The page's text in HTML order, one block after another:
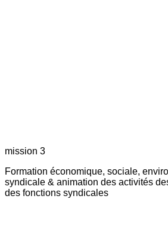
mission 3
Formation économique, sociale,
syndicale & animation des activités
des fonctions syndicales